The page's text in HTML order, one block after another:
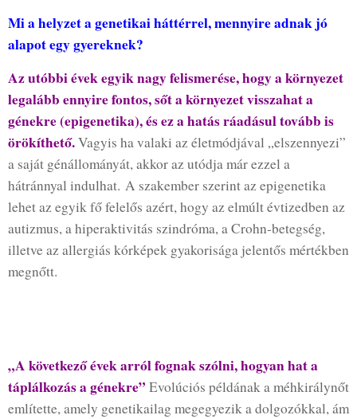
Mi a helyzet a genetikai háttérrel, mennyire adnak jó
alapot egy gyereknek?
Az utóbbi évek egyik nagy felismerése, hogy a környezet
legalább ennyire fontos, sőt a környezet visszahat a
génekre (epigenetika), és ez a hatás ráadásul tovább is
örökíthető.Vagyis ha valaki az életmódjával „elszennyezi”
a saját génállományát, akkor az utódja már ezzel a
hátránnyal indulhat. A szakember szerint az epigenetika
lehet az egyik fő felelős azért, hogy az elmúlt évtizedben az
autizmus, a hiperaktivitás szindróma, a Crohn-betegség,
illetve az allergiás kórképek gyakorisága jelentős mértékben
megnőtt.
„A következő évek arról fognak szólni, hogyan hat a
táplálkozás a génekre” Evolúciós példának a méhkirálynőt
említette, amely genetikailag megegyezik a dolgozókkal, ám